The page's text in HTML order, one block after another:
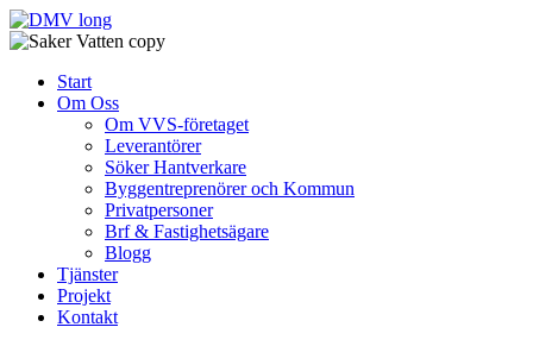
Skip
to
Start
Om Oss
Om VVS-företaget
Leverantörer
Söker Hantverkare
Byggentreprenörer och Kommun
Privatpersoner
Brf & Fastighetsägare
Blogg
Tjänster
Projekt
Kontakt